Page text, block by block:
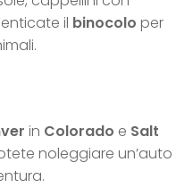
il binocolo per
in Colorado e Salt
noleggiare un’auto